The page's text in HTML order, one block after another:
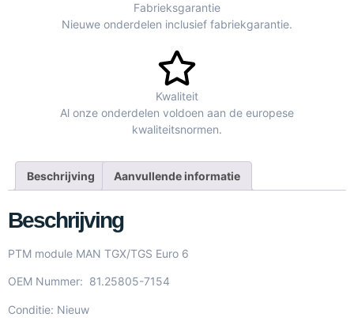
Fabrieksgarantie
Nieuwe onderdelen inclusief fabriekgarantie.
Kwaliteit
Al onze onderdelen voldoen aan de europese
kwaliteitsnormen.
Beschrijving Aanvullende informatie
Beschrijving
PTM module MAN TGX/TGS Euro 6
OEM Nummer: 81.25805-7154
Conditie: Nieuw